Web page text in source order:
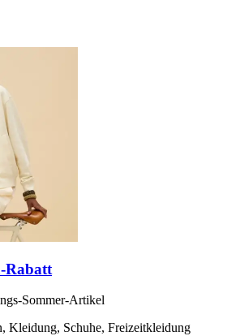
Rabatt
Sommer-Artikel
Kleidung, Schuhe, Freizeitkleidung